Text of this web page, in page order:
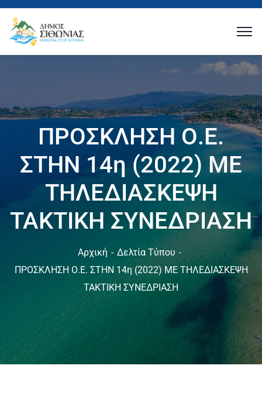
ΠΡΟΣΚΛΗΣΗ Ο.Ε.
ΣΤΗΝ 14η (2022) ΜΕ
ΤΗΛΕΔΙΑΣΚΕΨΗ
ΤΑΚΤΙΚΗ ΣΥΝΕΔΡΙΑΣΗ
Αρχική
Δελτία Τύπου
ΠΡΟΣΚΛΗΣΗ Ο.Ε. ΣΤΗΝ 14η (2022) ΜΕ ΤΗΛΕΔΙΑΣΚΕΨΗ
ΤΑΚΤΙΚΗ ΣΥΝΕΔΡΙΑΣΗ